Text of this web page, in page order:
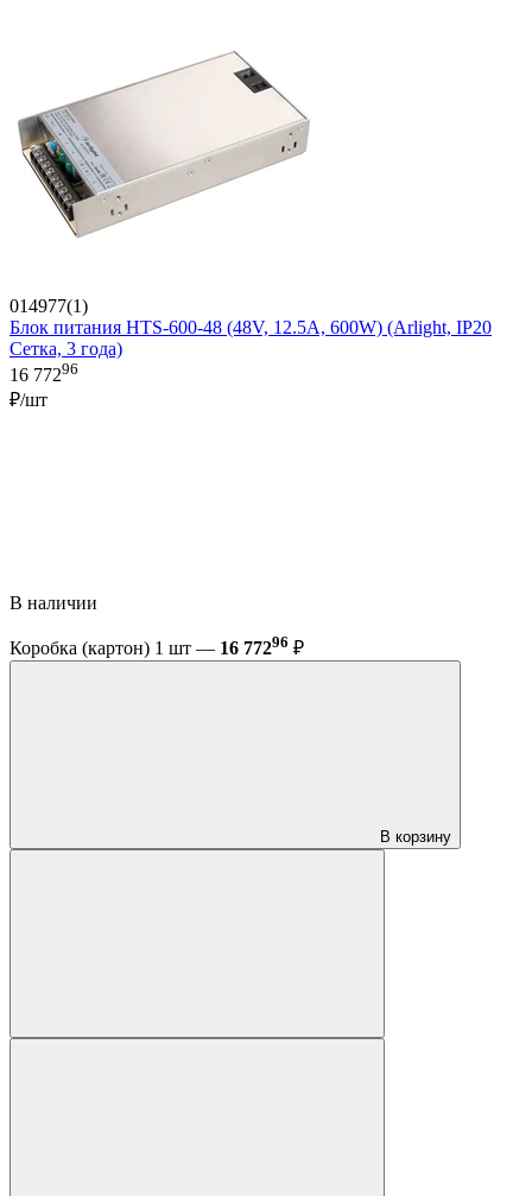
014977(1)
Блок питания HTS-600-48 (48V, 12.5A, 600W) (Arlight, IP20
Сетка, 3 года)
16 77296
₽/шт
В наличии
Коробка (картон) 1 шт — 16 77296 ₽
В корзину